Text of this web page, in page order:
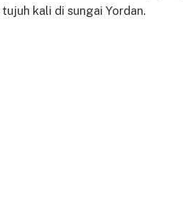
kali di sungai Yordan.